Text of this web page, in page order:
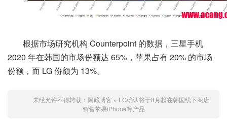
根据市场研究机构 Counterpoint 的数据，三星手机
2020 年在韩国的市场份额达 65%，苹果占有 20% 的市场
份额，而 LG 份额为 13%。
未经允许不得转载： 阿藏博客 » LG确认将于8月起在韩国线下商店
销售苹果iPhone等产品